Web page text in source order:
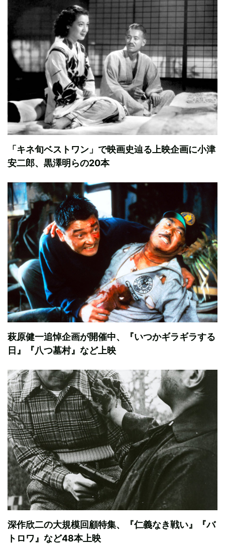
「キネ旬ベストワン」で映画史辿る上映企画に小津
安二郎、黒澤明らの20本
萩原健一追悼企画が開催中、『いつかギラギラする
日』『八つ墓村』など上映
深作欣二の大規模回顧特集、『仁義なき戦い』『バ
トロワ』など48本上映